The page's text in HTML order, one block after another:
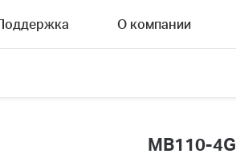
О компании
MB110-4G